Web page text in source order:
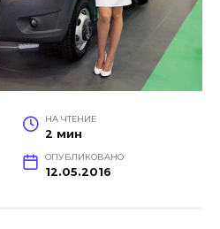
НА ЧТЕНИЕ
2 мин
ОПУБЛИКОВАНО
12.05.2016